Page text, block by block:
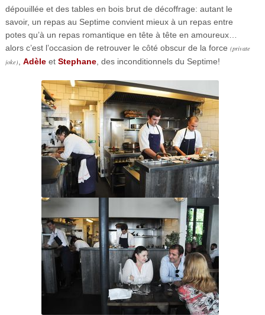
dépouillée et des tables en bois brut de décoffrage: autant le
savoir, un repas au Septime convient mieux à un repas entre
potes qu’à un repas romantique en tête à tête en amoureux…
alors c’est l’occasion de retrouver le côté obscur de la force (private
joke), Adèleet Stephane, des inconditionnels du Septime!